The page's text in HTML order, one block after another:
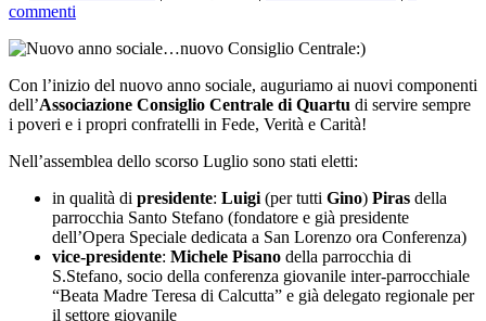
commenti
Con l’inizio del nuovo anno sociale, auguriamo ai nuovi componenti
dell’Associazione Consiglio Centrale di Quartu di servire sempre
i poveri e i propri confratelli in Fede, Verità e Carità!
Nell’assemblea dello scorso Luglio sono stati eletti:
in qualità di presidente: Luigi (per tutti Gino) Piras della
parrocchia Santo Stefano (fondatore e già presidente
dell’Opera Speciale dedicata a San Lorenzo ora Conferenza)
vice-presidente: Michele Pisano della parrocchia di
S.Stefano, socio della conferenza giovanile inter-parrocchiale
“Beata Madre Teresa di Calcutta” e già delegato regionale per
il settore giovanile